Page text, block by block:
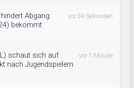
Abgang:
bekommt
vor 59 Sekunden
schaut sich auf
nach Jugendspielern
vor 1 Minute